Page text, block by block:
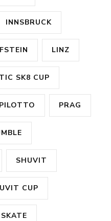
INNSBRUCK
LINZ
SK8 CUP
PILOTTO PRAG
SHUVIT
CUP
SKATE